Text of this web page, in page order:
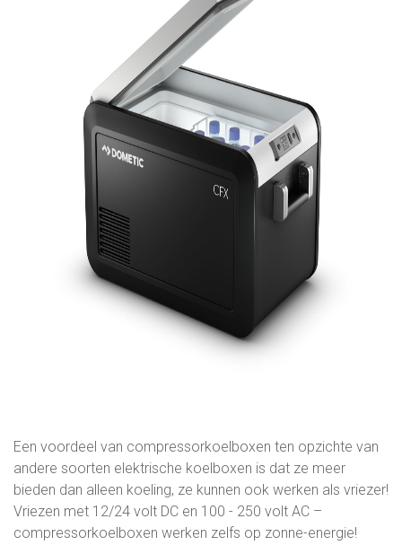
Een voordeel van compressorkoelboxen ten opzichte van
andere soorten elektrische koelboxen is dat ze meer
bieden dan alleen koeling, ze kunnen ook werken als vriezer!
Vriezen met 12/24 volt DC en 100 - 250 volt AC –
compressorkoelboxen werken zelfs op zonne-energie!